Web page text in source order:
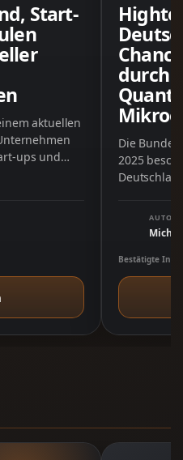
Start-
aktuellen
ups und
durch
Die
2025
AUTOR
Bestätigte